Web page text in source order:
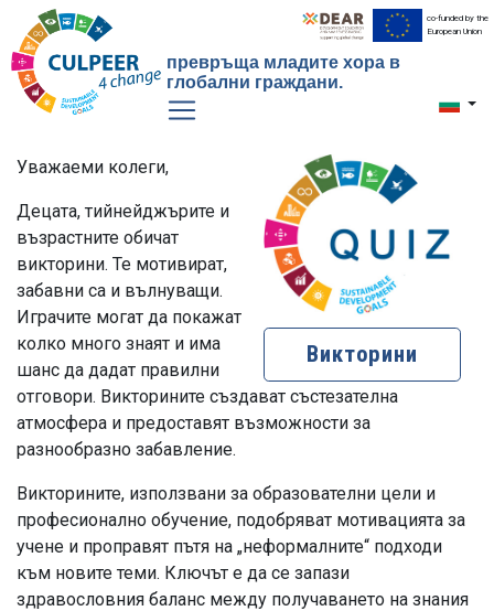
превръща младите хора в
глобални граждани.
Toggle
co-funded by the
European Union
Викторини
Уважаеми колеги,
Децата, тийнейджърите и
възрастните обичат
викторини. Те мотивират,
забавни са и вълнуващи.
Играчите могат да покажат
колко много знаят и има
шанс да дадат правилни
отговори. Викторините създават състезателна
атмосфера и предоставят възможности за
разнообразно забавление.
Викторините, използвани за образователни цели и
професионално обучение, подобряват мотивацията за
учене и проправят пътя на „неформалните“ подходи
към новите теми. Ключът е да се запази
здравословния баланс между получаването на знания